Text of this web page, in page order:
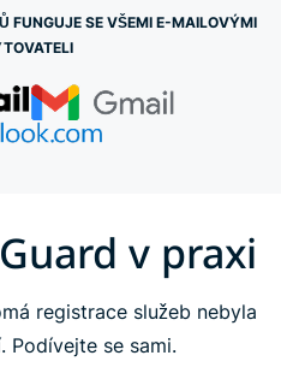
FUNGUJE SE VŠEMI E-MAILOVÝMI
v praxi
registrace služeb nebyla
Podívejte se sami.